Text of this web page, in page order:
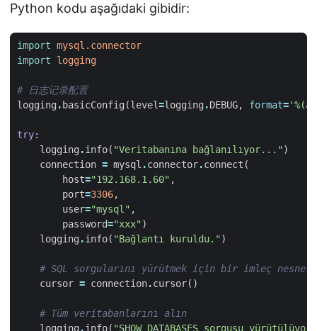
Python kodu aşağıdaki gibidir:
import mysql.connector
import
logging
# 日志记录配置
logging . basicConfig (level=logging .DEBUG, format='
try:
logging .info( "Veritabanına bağlanılıyor...")
connection = mysql .connector.connect (
host="192.168.1.60" ,
port=3306,
user="mysql" ,
password="xxx")
logging .info( "Bağlantı kuruldu.")
# SQL sorgularını yürütmek için bir imleç
cursor = connection.cursor()
# Tüm veritabanlarını alın
logging .info( "SHOW DATABASES sorgusu